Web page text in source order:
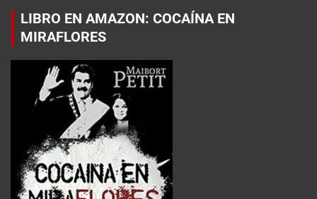
LIBRO EN AMAZON: COCAÍNA EN
MIRAFLORES